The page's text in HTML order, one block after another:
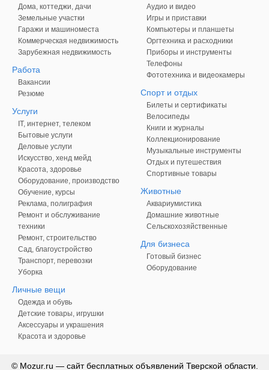
Дома, коттеджи, дачи
Земельные участки
Гаражи и машиноместа
Коммерческая недвижимость
Зарубежная недвижимость
Работа
Вакансии
Резюме
Услуги
IT, интернет, телеком
Бытовые услуги
Деловые услуги
Искусство, хенд мейд
Красота, здоровье
Оборудование, производство
Обучение, курсы
Реклама, полиграфия
Ремонт и обслуживание
техники
Ремонт, строительство
Сад, благоустройство
Транспорт, перевозки
Уборка
Личные вещи
Одежда и обувь
Детские товары, игрушки
Аксессуары и украшения
Красота и здоровье
Аудио и видео
Игры и приставки
Компьютеры и планшеты
Оргтехника и расходники
Приборы и инструменты
Телефоны
Фототехника и видеокамеры
Спорт и отдых
Билеты и сертификаты
Велосипеды
Книги и журналы
Коллекционирование
Музыкальные инструменты
Отдых и путешествия
Спортивные товары
Животные
Аквариумистика
Домашние животные
Сельскохозяйственные
Для бизнеса
Готовый бизнес
Оборудование
© Mozur.ru — сайт бесплатных объявлений Тверской области.